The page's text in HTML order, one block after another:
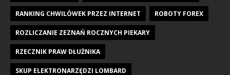
RANKING CHWILÓWEK PRZEZ INTERNET ROBOTY FOREX
ROZLICZANIE ZEZNAŃ ROCZNYCH PIEKARY
RZECZNIK PRAW DŁUŻNIKA
SKUP ELEKTRONARZĘDZI LOMBARD